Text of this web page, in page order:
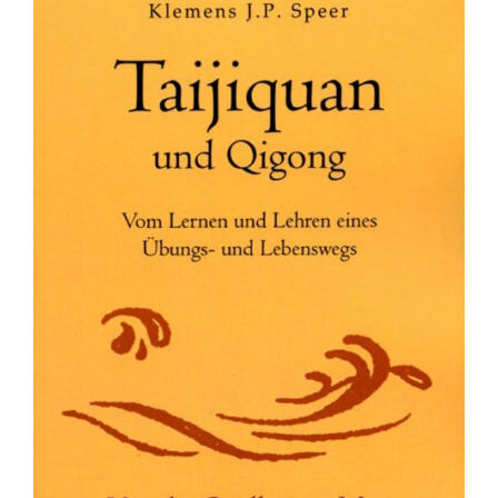
Poster, Karten, Medien